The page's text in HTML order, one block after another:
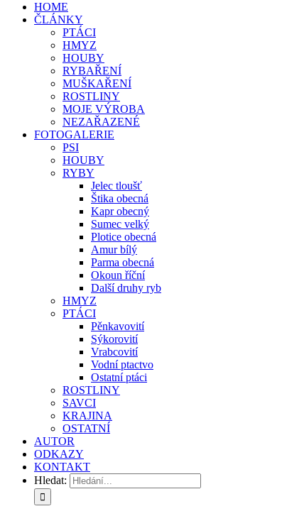
HOME
ČLÁNKY
PTÁCI
HMYZ
HOUBY
RYBAŘENÍ
MUŠKAŘENÍ
ROSTLINY
MOJE VÝROBA
NEZAŘAZENÉ
FOTOGALERIE
PSI
HOUBY
RYBY
Jelec tloušť
Štika obecná
Kapr obecný
Sumec velký
Plotice obecná
Amur bílý
Parma obecná
Okoun říční
Další druhy ryb
HMYZ
PTÁCI
Pěnkavovití
Sýkorovití
Vrabcovití
Vodní ptactvo
Ostatní ptáci
ROSTLINY
SAVCI
KRAJINA
OSTATNÍ
AUTOR
ODKAZY
KONTAKT
Hledat: